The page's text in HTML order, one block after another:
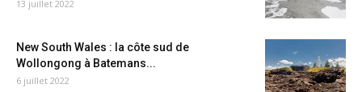
13 juillet 2022
New South Wales : la côte sud de
Wollongong à Batemans...
6 juillet 2022